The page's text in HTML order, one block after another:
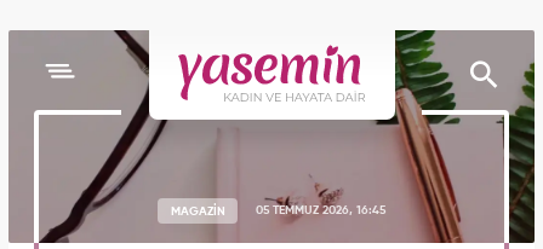
MAGAZİN 05 TEMMUZ 2026, 16:45